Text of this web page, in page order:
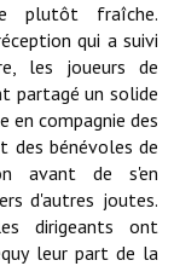
plutôt fraîche.
qui a suivi
les joueurs de
partagé un solide
en compagnie des
des bénévoles de
avant de s'en
d'autres joutes.
dirigeants ont
leur part de la